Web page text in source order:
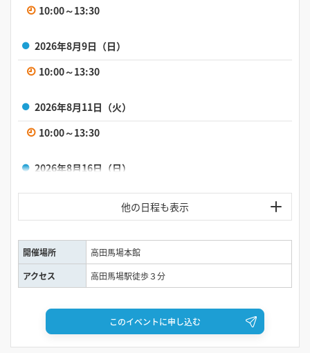
13:30～16:00
10:00～13:30
2026年8月9日（日）
10:00～13:30
2026年8月11日（火）
10:00～13:30
2026年8月16日（日）
10:00～13:30
10:00～13:30
2026年8月20日（木）
10:00～13:30
開催場所
高田馬場本館
アクセス
高田馬場駅徒歩３分
このイベントに申し込む